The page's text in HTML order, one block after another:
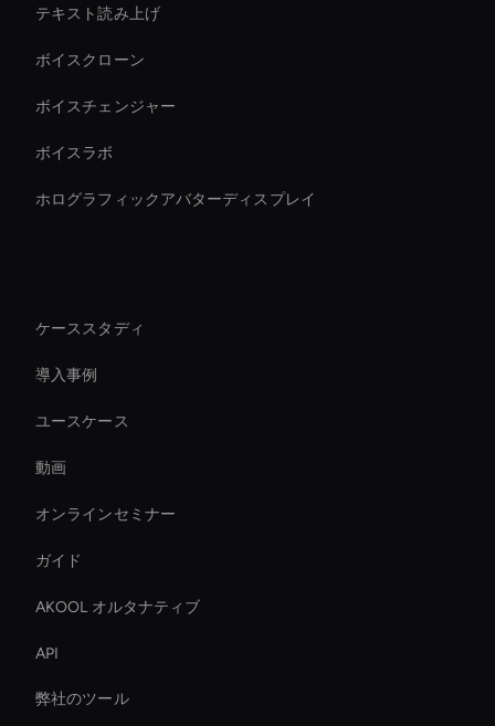
テキスト読み上げ
ボイスクローン
ボイスチェンジャー
ボイスラボ
ホログラフィックアバターディスプレイ
ケーススタディ
導入事例
ユースケース
動画
オンラインセミナー
ガイド
AKOOL オルタナティブ
API
弊社のツール